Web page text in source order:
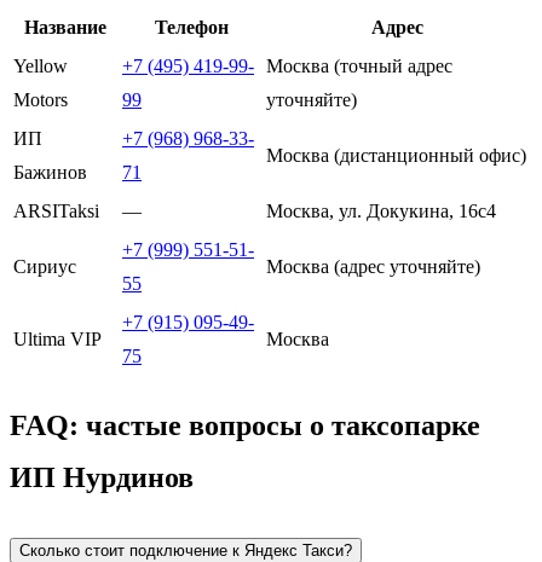
Название Телефон
Адрес
Yellow
Motors
+7 (495) 419-99-
99
Москва (точный адрес
уточняйте)
ИП
Бажинов
+7 (968) 968-33-
71
Москва (дистанционный офис)
ARSITaksi — Москва, ул. Докукина, 16с4
Сириус
+7 (999) 551-51-
55
Москва (адрес уточняйте)
Ultima VIP
+7 (915) 095-49-
75
Москва
FAQ: частые вопросы о таксопарке
ИП Нурдинов
Сколько стоит подключение к Яндекс Такси?